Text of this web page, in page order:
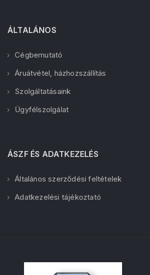
ÁLTALÁNOS
Cégbemutató
Áruátvétel, házhozszállítás
Szolgáltatásaink
Ügyfélszolgálat
ÁSZF ÉS ADATKEZELÉS
Általános szerződési feltételek
Adatkezelési tájékoztató